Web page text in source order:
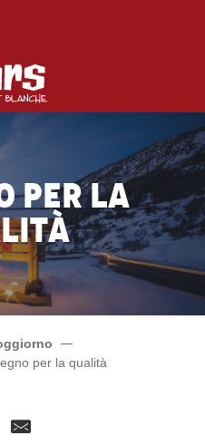
per la
per la qualità